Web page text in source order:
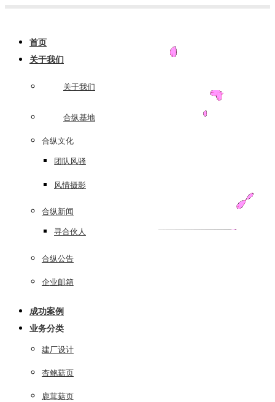
首页
关于我们
关于我们
合纵基地
合纵文化
团队风骚
风情摄影
合纵新闻
寻合伙人
合纵公告
企业邮箱
成功案例
业务分类
建厂设计
杏鲍菇页
鹿茸菇页